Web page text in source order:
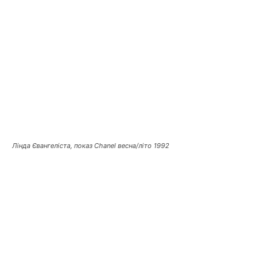
Лінда Євангеліста, показ Chanel весна/літо 1992